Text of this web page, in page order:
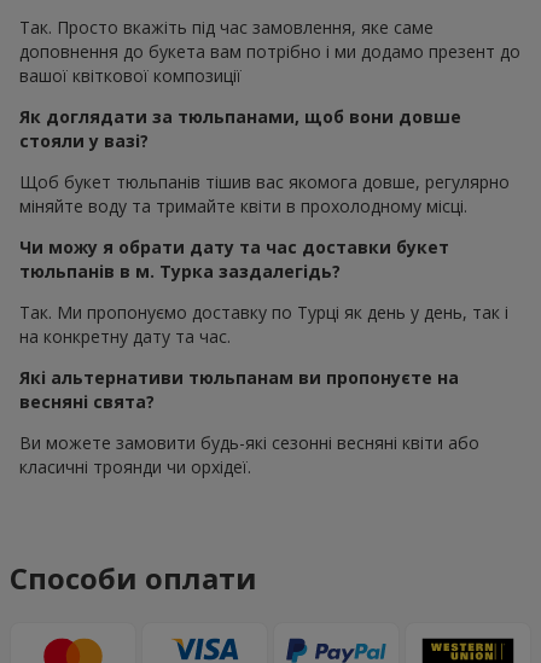
Так. Просто вкажіть під час замовлення, яке саме
доповнення до букета вам потрібно і ми додамо презент до
вашої квіткової композиції
Як доглядати за тюльпанами, щоб вони довше
стояли у вазі?
Щоб букет тюльпанів тішив вас якомога довше, регулярно
міняйте воду та тримайте квіти в прохолодному місці.
Чи можу я обрати дату та час доставки букет
тюльпанів в м. Турка заздалегідь?
Так. Ми пропонуємо доставку по Турці як день у день, так і
на конкретну дату та час.
Які альтернативи тюльпанам ви пропонуєте на
весняні свята?
Ви можете замовити будь-які сезонні весняні квіти або
класичні троянди чи орхідеї.
Способи оплати